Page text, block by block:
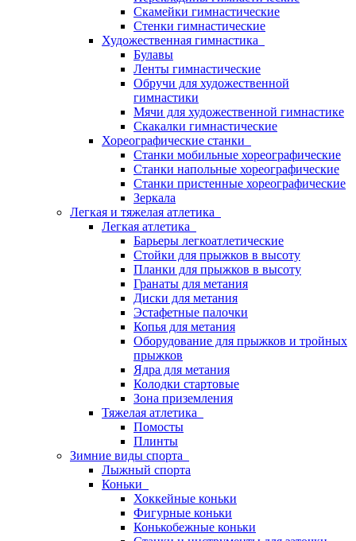
Скамейки гимнастические
Стенки гимнастические
Художественная гимнастика
Булавы
Ленты гимнастические
Обручи для художественной
гимнастики
Мячи для художественной гимнастике
Скакалки гимнастические
Хореографические станки
Станки мобильные хореографические
Станки напольные хореографические
Станки пристенные хореографические
Зеркала
Легкая и тяжелая атлетика
Легкая атлетика
Барьеры легкоатлетические
Стойки для прыжков в высоту
Планки для прыжков в высоту
Гранаты для метания
Диски для метания
Эстафетные палочки
Копья для метания
Оборудование для прыжков и тройных
прыжков
Ядра для метания
Колодки стартовые
Зона приземления
Тяжелая атлетика
Помосты
Плинты
Зимние виды спорта
Лыжный спорта
Коньки
Хоккейные коньки
Фигурные коньки
Конькобежные коньки